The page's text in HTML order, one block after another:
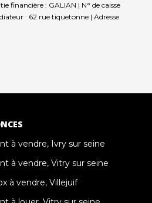
financière : GALIAN | N° de caisse
: 62 rue tiquetonne | Adresse
à vendre, Ivry sur seine
à vendre, Vitry sur seine
à vendre, Villejuif